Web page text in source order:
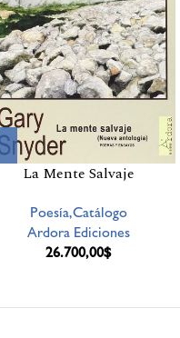
La Mente Salvaje
Poesía,Catálogo
Ardora Ediciones
26.700,00$